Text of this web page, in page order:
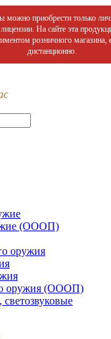
можно приобрести только
На сайте эта
розничного магазина,
дистанционно.
(ОООП)
оружия
оружия (ОООП)